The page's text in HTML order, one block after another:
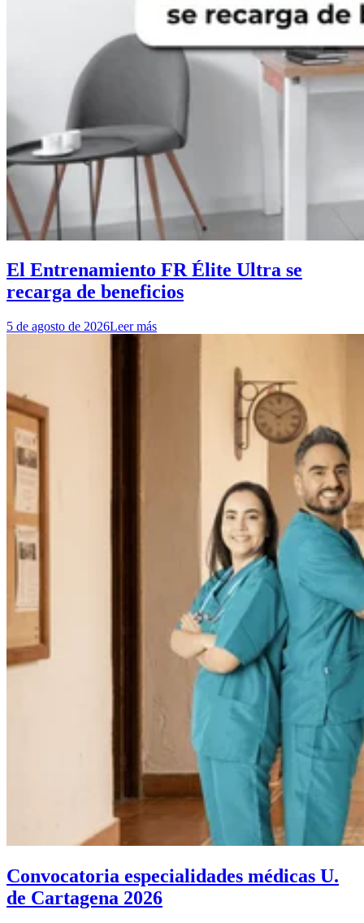
El Entrenamiento FR Élite Ultra se
recarga de beneficios
5 de agosto de 2026Leer más
Convocatoria especialidades médicas U.
de Cartagena 2026